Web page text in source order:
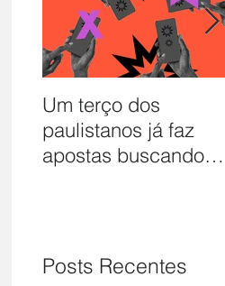
Um terço dos
paulistanos já faz
apostas buscando
Posts Recentes